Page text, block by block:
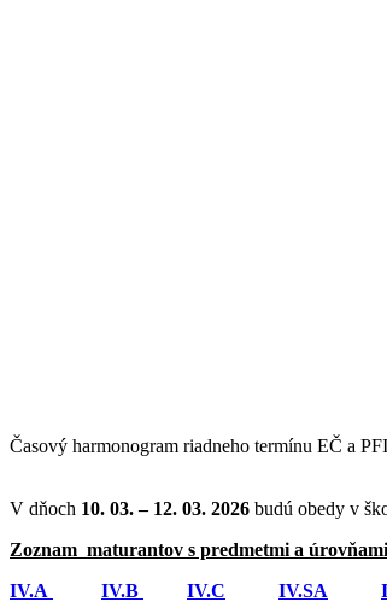
Časový harmonogram riadneho termínu EČ a
V dňoch 10. 03. – 12. 03. 2026 budú obedy v
Zoznam maturantov s predmetmi a úrovňami
IV.A
IV.B IV.C IV.SA